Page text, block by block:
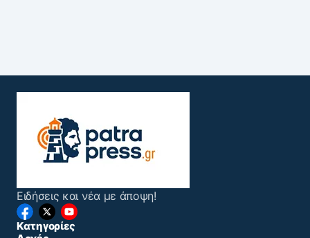
Ειδήσεις και νέα με άποψη!
Κατηγορίες